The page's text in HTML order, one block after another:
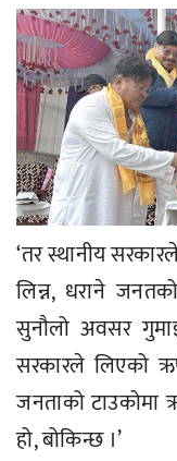
‘तर स्थानीय
लिन्न, धराने
सुनौलो अवसर
सरकारले लिएको
जनताको टाउकोमा
हो, बोकिन्छ ।’